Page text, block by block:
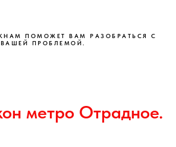
ПОМОЖЕТ ВАМ РАЗОБРАТЬСЯ С
ВАШЕЙ ПРОБЛЕМОЙ.
метро Отрадное.